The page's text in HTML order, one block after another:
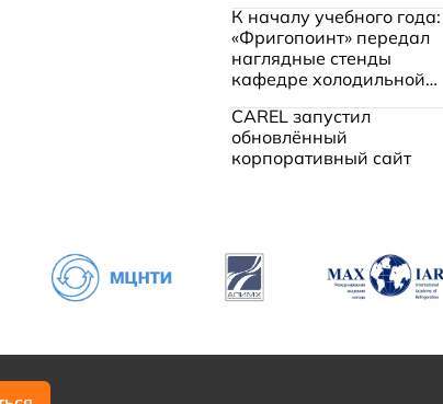
охлаждения жидкостей»
К началу учебного года:
«Фригопоинт» передал
наглядные стенды
кафедре холодильной
Баумана
CAREL запустил
обновлённый
корпоративный сайт